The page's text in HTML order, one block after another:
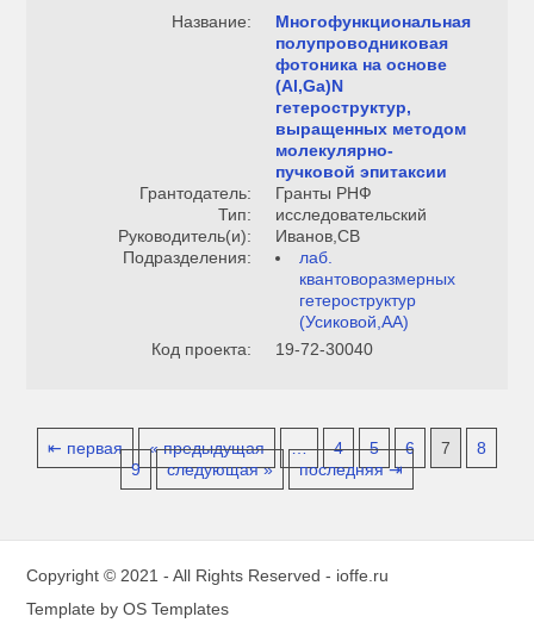
Название:
Многофункциональная
полупроводниковая
фотоника на основе
(Al,Ga)N
гетероструктур,
выращенных методом
молекулярно-
пучковой эпитаксии
Грантодатель:
Гранты РНФ
Тип:
исследовательский
Руководитель(и):
Иванов,СВ
Подразделения:
лаб.
квантоворазмерных
гетероструктур
(Усиковой,АА)
Код проекта:
19-72-30040
⇤ первая « предыдущая … 4 5 6 7
8
9
следующая » последняя ⇥
Copyright © 2021 - All Rights Reserved - ioffe.ru
Template byOS Templates